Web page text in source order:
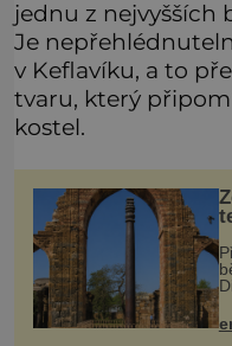
jednu z nejvyšších
Je
v Keflavíku, a to
tvaru, který
kostel.